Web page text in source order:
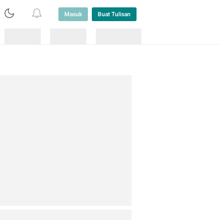
Masuk Buat Tulisan